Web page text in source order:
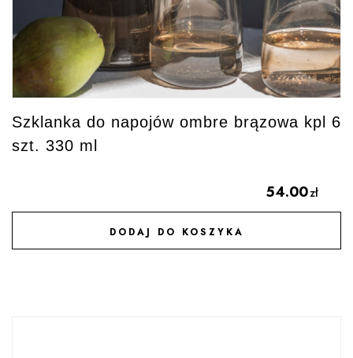
Szklanka do napojów ombre brązowa kpl 6
szt. 330 ml
54.00zł
DODAJ DO KOSZYKA
DODAJ DO ULUBIONYCH